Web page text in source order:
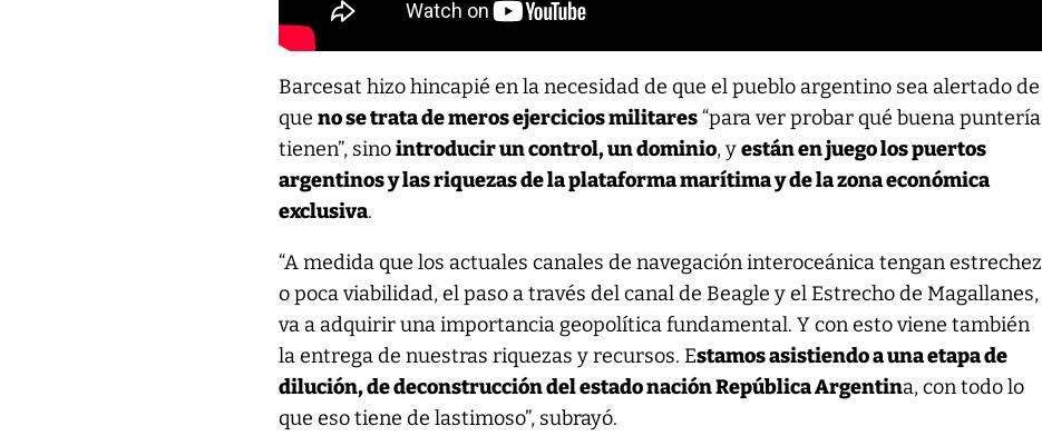
Barcesat hizo hincapié en la necesidad de que el pueblo argentino sea alertado de
queno se trata de meros ejercicios militares“para ver probar qué buena puntería
tienen”, sinointroducir un control, un dominio, yestán en juego los puertos
argentinos y las riquezas de la plataforma marítima y de la zona económica
exclusiva.
“A medida que los actuales canales de navegación interoceánica tengan estrechez
o poca viabilidad, el paso a través del canal de Beagle y el Estrecho de Magallanes,
va a adquirir una importancia geopolítica fundamental. Y con esto viene también
la entrega de nuestras riquezas y recursos. Estamos asistiendo a una etapa de
dilución, de deconstrucción del estado nación República Argentina, con todo lo
que eso tiene de lastimoso”, subrayó.